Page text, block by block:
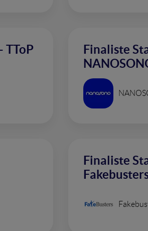
TToP
Finaliste
Finaliste